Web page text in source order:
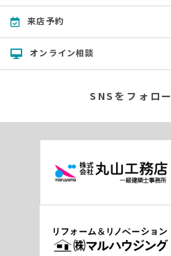
来店予約
オンライン相談
SNSをフォロー